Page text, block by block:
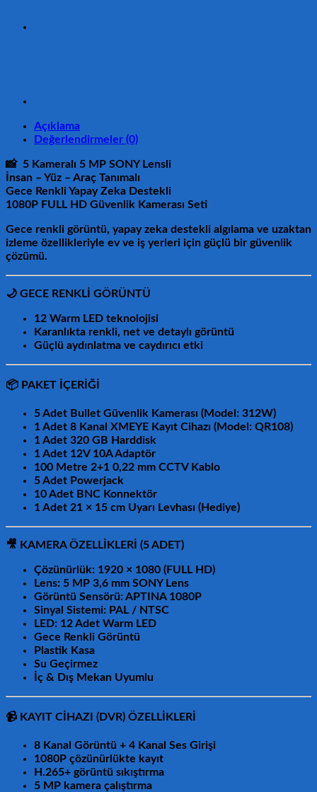
SONY
Kamerası
Seti
108
adet
Açıklama
Değerlendirmeler (0)
📸 5 Kameralı 5 MP SONY Lensli
İnsan – Yüz – Araç Tanımalı
Gece Renkli Yapay Zeka Destekli
1080P FULL HD Güvenlik Kamerası Seti
Gece renkli görüntü, yapay zeka destekli algılama ve uzaktan
izleme özellikleriyle ev ve iş yerleri için güçlü bir güvenlik
çözümü.
🌙 GECE RENKLİ GÖRÜNTÜ
12 Warm LED teknolojisi
Karanlıkta renkli, net ve detaylı görüntü
Güçlü aydınlatma ve caydırıcı etki
📦 PAKET İÇERİĞİ
5 Adet Bullet Güvenlik Kamerası (Model: 312W)
1 Adet 8 Kanal XMEYE Kayıt Cihazı (Model: QR108)
1 Adet 320 GB Harddisk
1 Adet 12V 10A Adaptör
100 Metre 2+1 0,22 mm CCTV Kablo
5 Adet Powerjack
10 Adet BNC Konnektör
1 Adet 21 × 15 cm Uyarı Levhası (Hediye)
🎥 KAMERA ÖZELLİKLERİ (5 ADET)
Çözünürlük: 1920 × 1080 (FULL HD)
Lens: 5 MP 3,6 mm SONY Lens
Görüntü Sensörü:APTINA 1080P
Sinyal Sistemi: PAL / NTSC
LED: 12 Adet Warm LED
Gece Renkli Görüntü
Plastik Kasa
Su Geçirmez
İç & Dış Mekan Uyumlu
📹 KAYIT CİHAZI (DVR) ÖZELLİKLERİ
8 Kanal Görüntü + 4 Kanal Ses Girişi
1080P çözünürlükte kayıt
H.265+ görüntü sıkıştırma
5 MP kamera çalıştırma